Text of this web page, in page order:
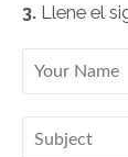
3. Llene el